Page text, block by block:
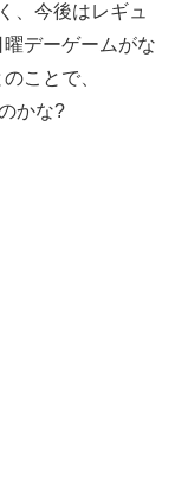
、今後はレギュ
デーゲームがな
ことで、
かな?